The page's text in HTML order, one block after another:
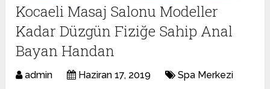
Kocaeli Masaj Salonu Modeller
Kadar Düzgün Fiziğe Sahip Anal
Bayan Handan
admin Haziran 17, 2019 Spa Merkezi